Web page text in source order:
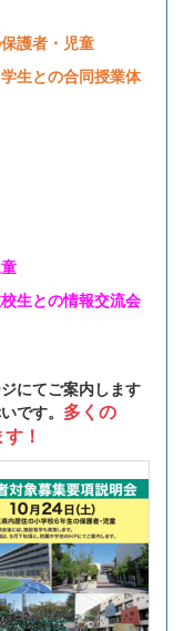
護者・児童
生との合同授業体
生との情報交流会
にてご案内します
です。 多くの
す！